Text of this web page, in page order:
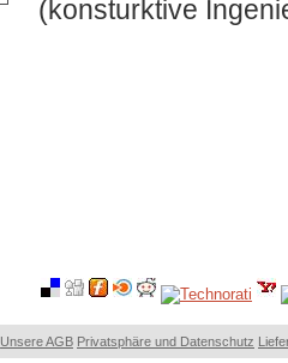
(konsturktive
Unsere AGB Privatsphäre und Datenschutz